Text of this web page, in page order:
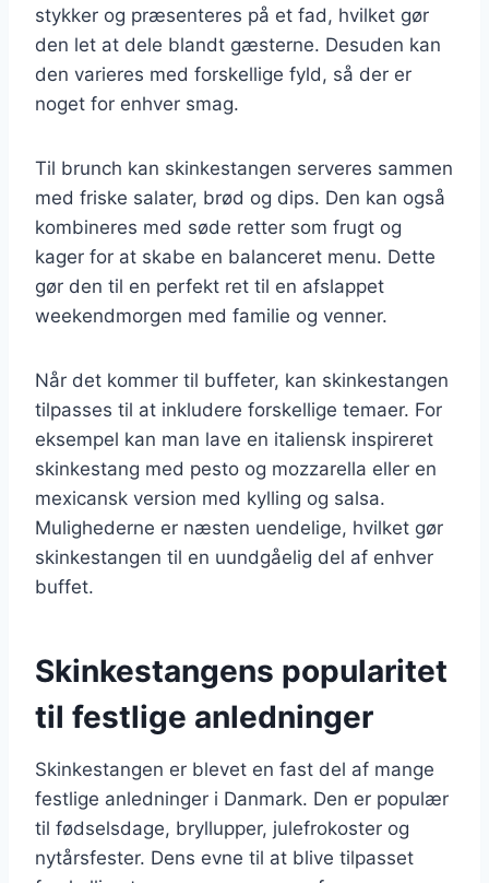
stykker og præsenteres på et fad, hvilket gør
den let at dele blandt gæsterne. Desuden kan
den varieres med forskellige fyld, så der er
noget for enhver smag.
Til brunch kan skinkestangen serveres sammen
med friske salater, brød og dips. Den kan også
kombineres med søde retter som frugt og
kager for at skabe en balanceret menu. Dette
gør den til en perfekt ret til en afslappet
weekendmorgen med familie og venner.
Når det kommer til buffeter, kan skinkestangen
tilpasses til at inkludere forskellige temaer. For
eksempel kan man lave en italiensk inspireret
skinkestang med pesto og mozzarella eller en
mexicansk version med kylling og salsa.
Mulighederne er næsten uendelige, hvilket gør
skinkestangen til en uundgåelig del af enhver
buffet.
Skinkestangens popularitet
til festlige anledninger
Skinkestangen er blevet en fast del af mange
festlige anledninger i Danmark. Den er populær
til fødselsdage, bryllupper, julefrokoster og
nytårsfester. Dens evne til at blive tilpasset